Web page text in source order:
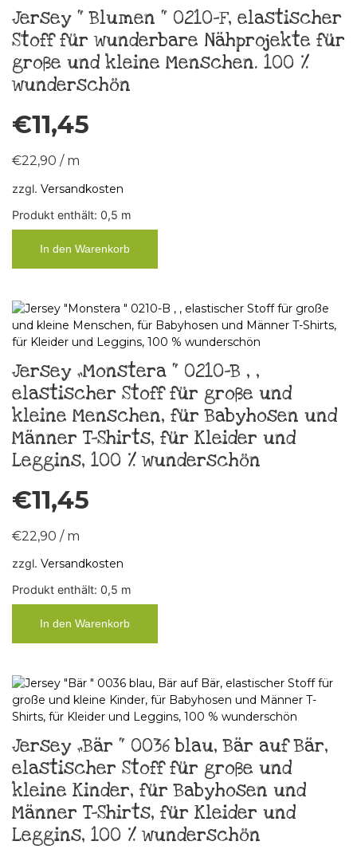
Jersey “ Blumen “ 0210-F, elastischer
Stoff für wunderbare Nähprojekte für
große und kleine Menschen. 100 %
wunderschön
€11,45
€22,90 / m
zzgl. Versandkosten
Produkt enthält: 0,5 m
In den Warenkorb
Jersey „Monstera “ 0210-B , ,
elastischer Stoff für große und
kleine Menschen, für Babyhosen und
Männer T-Shirts, für Kleider und
Leggins, 100 % wunderschön
€11,45
€22,90 / m
zzgl. Versandkosten
Produkt enthält: 0,5 m
In den Warenkorb
Jersey „Bär “ 0036 blau, Bär auf Bär,
elastischer Stoff für große und
kleine Kinder, für Babyhosen und
Männer T-Shirts, für Kleider und
Leggins, 100 % wunderschön